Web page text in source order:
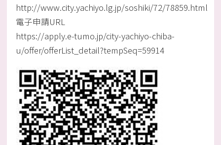
http://www.city.yachiyo.lg.jp/soshiki/72/78859.html
電子申請URL
https://apply.e-tumo.jp/city-yachiyo-chiba-
u/offer/offerList_detail?tempSeq=59914